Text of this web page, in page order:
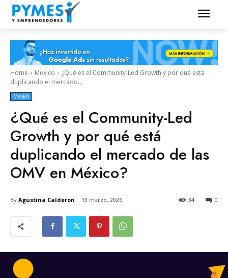
Home Mexico
¿Qué es el Community-Led Growth y por qué está
duplicando el mercado...
Mexico
¿Qué es el Community-Led
Growth y por qué está
duplicando el mercado de las
OMV en México?
By Agustina Calderon 13 marzo, 2026 0
34